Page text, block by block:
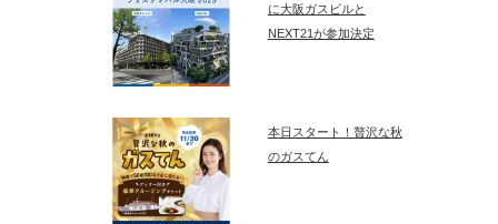
に大阪ガスビルと
NEXT21が参加決定
本日スタート！贅沢な秋
のガスてん